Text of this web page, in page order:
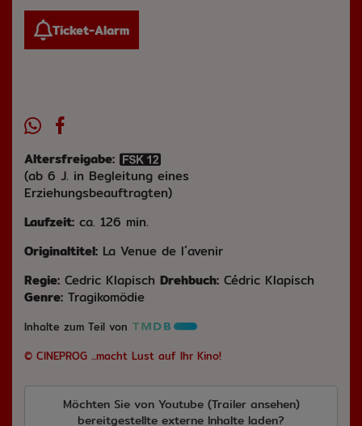
Ticket-Alarm
Altersfreigabe:
(ab 6 J. in Begleitung eines
Erziehungsbeauftragten)
Laufzeit: ca. 126 min.
Originaltitel: La Venue de l´avenir
Regie: Cedric Klapisch Drehbuch: Cédric Klapisch
Genre: Tragikomödie
Inhalte zum Teil von
© CINEPROG ...macht Lust auf Ihr Kino!
Möchten Sie von Youtube (Trailer ansehen)
bereitgestellte externe Inhalte laden?